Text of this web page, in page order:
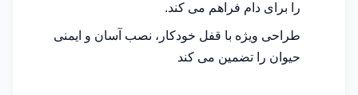
را برای دام فراهم می کند.
طراحی ویژه با قفل خودکار، نصب آسان و ایمنی
حیوان را تضمین می کند